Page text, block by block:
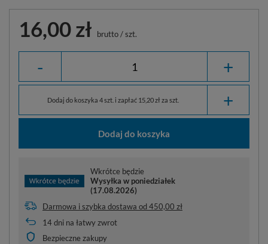
16,00 zł brutto/szt.
- +
Dodaj do koszyka 4 szt. i zapłać 15,20 zł za szt. +
Dodaj do koszyka
Wkrótce będzie
Wysyłka w poniedziałek
(17.08.2026)
Darmowa i szybka dostawa od450,00 zł
14dni na łatwy zwrot
Bezpieczne zakupy